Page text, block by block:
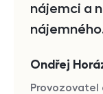
nájemci a
Ondřej